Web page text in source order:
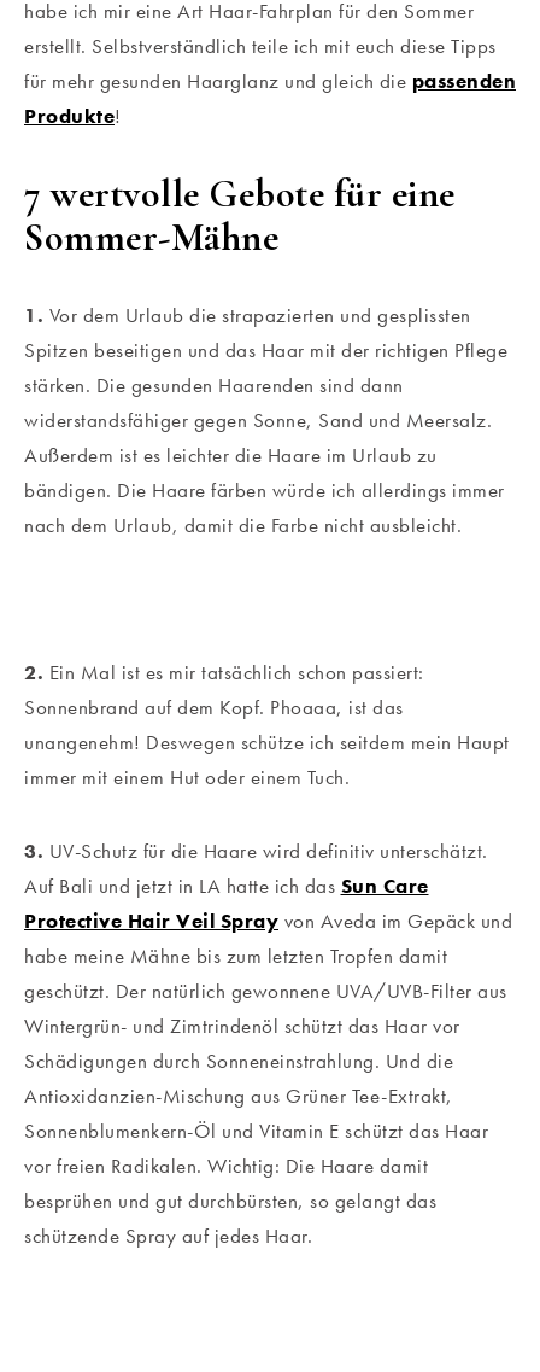
habe ich mir eine Art Haar-Fahrplan für den Sommer
erstellt. Selbstverständlich teile ich mit euch diese Tipps
für mehr gesunden Haarglanz und gleich die passenden
Produkte!
7 wertvolle Gebote für eine
Sommer-Mähne
1. Vor dem Urlaub die strapazierten und gesplissten
Spitzen beseitigen und das Haar mit der richtigen Pflege
stärken. Die gesunden Haarenden sind dann
widerstandsfähiger gegen Sonne, Sand und Meersalz.
Außerdem ist es leichter die Haare im Urlaub zu
bändigen. Die Haare färben würde ich allerdings immer
nach dem Urlaub, damit die Farbe nicht ausbleicht.
2. Ein Mal ist es mir tatsächlich schon passiert:
Sonnenbrand auf dem Kopf. Phoaaa, ist das
unangenehm! Deswegen schütze ich seitdem mein Haupt
immer mit einem Hut oder einem Tuch.
3. UV-Schutz für die Haare wird definitiv unterschätzt.
Auf Bali und jetzt in LA hatte ich das Sun Care
Protective Hair Veil Spray von Aveda im Gepäck und
habe meine Mähne bis zum letzten Tropfen damit
geschützt. Der natürlich gewonnene UVA/UVB-Filter aus
Wintergrün- und Zimtrindenöl schützt das Haar vor
Schädigungen durch Sonneneinstrahlung. Und die
Antioxidanzien-Mischung aus Grüner Tee-Extrakt,
Sonnenblumenkern-Öl und Vitamin E schützt das Haar
vor freien Radikalen. Wichtig: Die Haare damit
besprühen und gut durchbürsten, so gelangt das
schützende Spray auf jedes Haar.